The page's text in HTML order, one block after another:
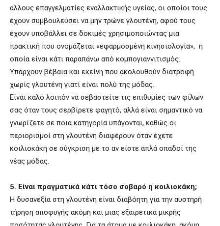
άλλους επαγγελματίες εναλλακτικής υγείας, οι οποίοι τους
έχουν συμβουλεύσει να μην τρώνε γλουτένη, αφού τους
έχουν υποβάλλει σε δοκιμές χρησιμοποιώντας μια
πρακτική που ονομάζεται «εφαρμοσμένη κινησιολογία», η
οποία είναι κάτι παραπάνω από κομπογιαννιτισμός.
Υπάρχουν βέβαια και εκείνη που ακολουθούν διατροφή
χωρίς γλουτένη γιατί είναι πολύ της μόδας.
Είναι καλό λοιπόν να σεβαστείτε τις επιθυμίες των φίλων
σας όταν τους σερβίρετε φαγητό, αλλά είναι σημαντικό να
γνωρίζετε σε ποια κατηγορία υπάγονται, καθώς οι
περιορισμοί στη γλουτένη διαφέρουν όταν έχετε
κοιλιοκάκη σε σύγκριση με το αν είστε απλά οπαδοί της
νέας μόδας.
5. Είναι πραγματικά κάτι τόσο σοβαρό η κοιλιοκάκη;
Η δυσανεξία στη γλουτένη είναι διαβόητη για την αυστηρή
τήρηση αποφυγής ακόμη και μιας εξαιρετικά μικρής